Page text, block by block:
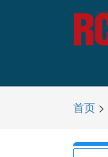
首页 >